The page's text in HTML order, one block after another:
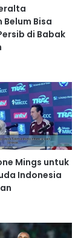
Bisa
di Babak
Mings untuk
Indonesia